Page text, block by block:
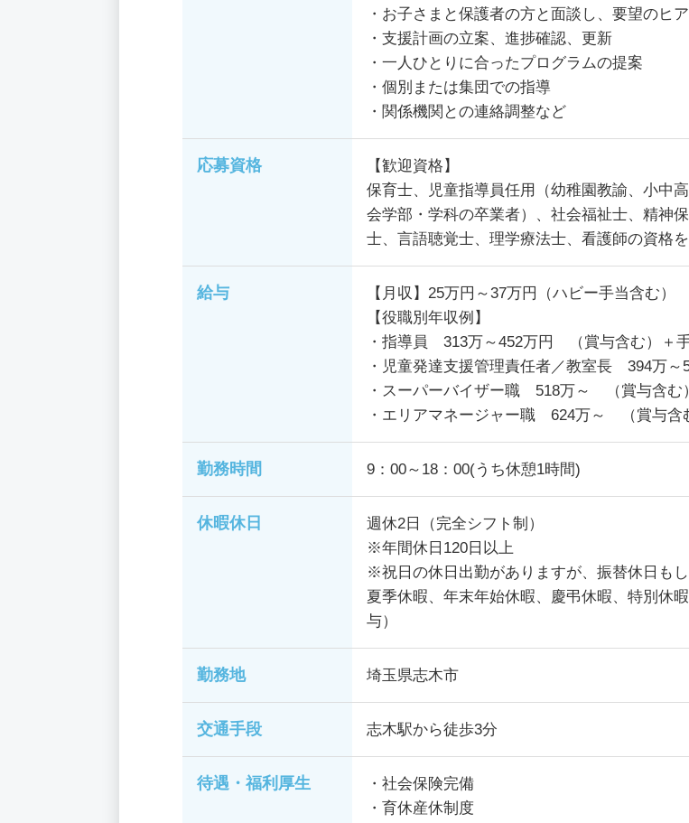
・お子さまと保護者の方と面談し、要望のヒ
・支援計画の立案、進捗確認、更新
・一人ひとりに合ったプログラムの提案
・個別または集団での指導
・関係機関との連絡調整など
応募資格
【歓迎資格】
保育士、児童指導員任用（幼稚園教諭、小中
会学部・学科の卒業者）、社会福祉士、精神
士、言語聴覚士、理学療法士、看護師の資格
給与
【月収】25万円～37万円（ハビー手当含む）
【役職別年収例】
・指導員 313万～452万円 （賞与含む）＋手
・児童発達支援管理責任者／教室長 394万
・スーパーバイザー職 518万～ （賞与含む
・エリアマネージャー職 624万～ （賞与含
勤務時間 9：00～18：00(うち休憩1時間)
休暇休日
週休2日（完全シフト制）
※年間休日120日以上
※祝日の休日出勤がありますが、振替休日も
夏季休暇、年末年始休暇、慶弔休暇、特別休
与）
勤務地 埼玉県志木市
交通手段 志木駅から徒歩3分
待遇・福利厚生
・社会保険完備
・育休産休制度